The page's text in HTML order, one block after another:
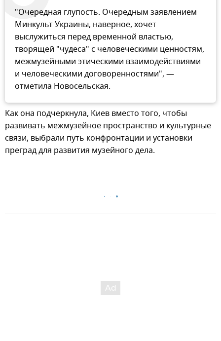
"Очередная глупость. Очередным заявлением
Минкульт Украины, наверное, хочет
выслужиться перед временной властью,
творящей "чудеса" с человеческими ценностям,
межмузейными этическими взаимодействиями
и человеческими договоренностями", —
отметила Новосельская.
Как она подчеркнула, Киев вместо того, чтобы
развивать межмузейное пространство и культурные
связи, выбрали путь конфронтации и установки
преград для развития музейного дела.